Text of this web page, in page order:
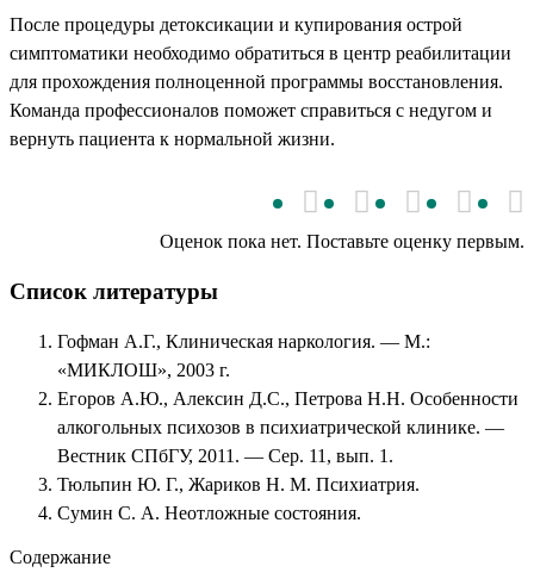
После процедуры детоксикации и купирования острой
симптоматики необходимо обратиться в центр реабилитации
для прохождения полноценной программы восстановления.
Команда профессионалов поможет справиться с недугом и
вернуть пациента к нормальной жизни.
Оценок пока нет. Поставьте оценку первым.
Список литературы
Гофман А.Г., Клиническая наркология. — М.:
«МИКЛОШ», 2003 г.
Егоров А.Ю., Алексин Д.С., Петрова Н.Н. Особенности
алкогольных психозов в психиатрической клинике. —
Вестник СПбГУ, 2011. — Сер. 11, вып. 1.
Тюльпин Ю. Г., Жариков Н. М. Психиатрия.
Сумин С. А. Неотложные состояния.
Содержание